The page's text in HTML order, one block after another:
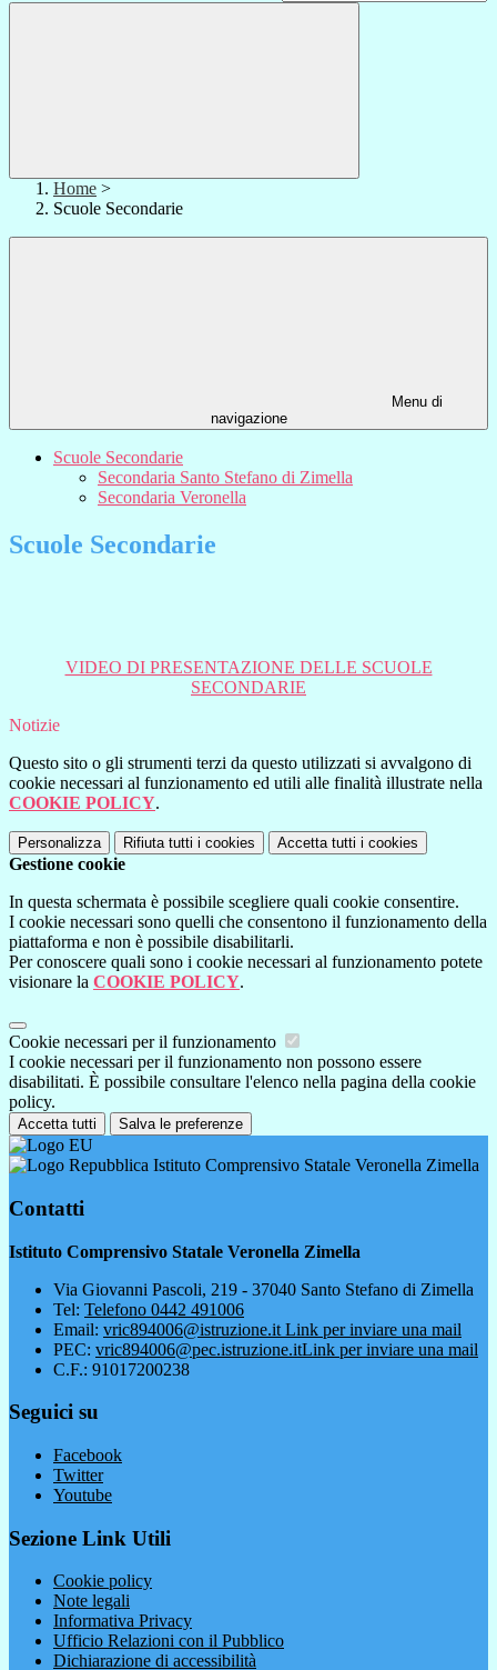
Home >
Scuole Secondarie
Menu di
navigazione
Scuole Secondarie
Secondaria Santo Stefano di Zimella
Secondaria Veronella
Scuole Secondarie
VIDEO DI PRESENTAZIONE DELLE SCUOLE
SECONDARIE
Notizie
Questo sito o gli strumenti terzi da questo utilizzati si avvalgono di
cookie necessari al funzionamento ed utili alle finalità illustrate nella
COOKIE POLICY.
Personalizza Rifiuta tutti i cookies Accetta tutti i cookies
Gestione cookie
In questa schermata è possibile scegliere quali cookie consentire.
I cookie necessari sono quelli che consentono il funzionamento della
piattaforma e non è possibile disabilitarli.
Per conoscere quali sono i cookie necessari al funzionamento potete
visionare la COOKIE POLICY.
Cookie necessari per il funzionamento
I cookie necessari per il funzionamento non possono essere
disabilitati. È possibile consultare l'elenco nella pagina della cookie
policy.
Accetta tutti Salva le preferenze
Istituto Comprensivo Statale Veronella Zimella
Contatti
Istituto Comprensivo Statale Veronella Zimella
Via Giovanni Pascoli, 219 - 37040 Santo Stefano di Zimella
Tel: Telefono 0442 491006
Email: vric894006@istruzione.it Link per inviare una mail
PEC: vric894006@pec.istruzione.itLink per inviare una mail
C.F.: 91017200238
Seguici su
Facebook
Twitter
Youtube
Sezione Link Utili
Cookie policy
Note legali
Informativa Privacy
Ufficio Relazioni con il Pubblico
Dichiarazione di accessibilità